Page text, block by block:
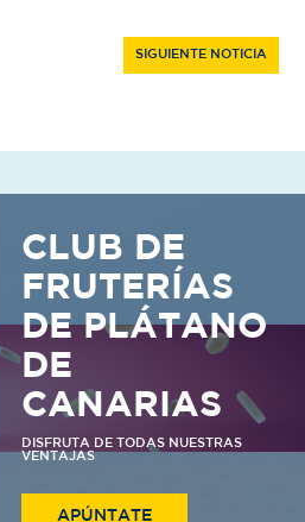
SIGUIENTE NOTICIA
CLUB DE
FRUTERÍAS
DE PLÁTANO
DE
CANARIAS
DISFRUTA DE TODAS NUESTRAS
VENTAJAS
APÚNTATE